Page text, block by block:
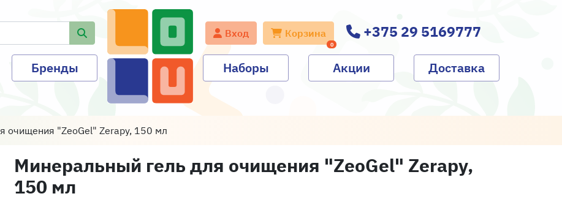
Бренды
Вход Корзина
0
+375 29 5169777
Наборы Акции Доставка
очищения "ZeoGel" Zerapy, 150 мл
Минеральный гель для очищения "ZeoGel" Zerapy,
150 мл